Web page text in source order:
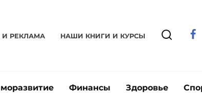
И РЕКЛАМА НАШИ КНИГИ И КУРСЫ
Финансы Здоровье